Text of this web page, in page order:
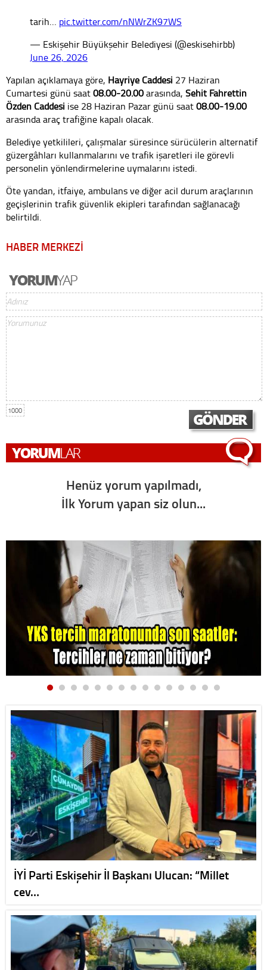
tarih… pic.twitter.com/nNWrZK97WS
— Eskişehir Büyükşehir Belediyesi (@eskisehirbb)
June 26, 2026
Yapılan açıklamaya göre, Hayriye Caddesi 27 Haziran
Cumartesi günü saat08.00-20.00arasında, Şehit Fahrettin
Özden Caddesi ise 28 Haziran Pazar günü saat08.00-19.00
arasında araç trafiğine kapalı olacak.
Belediye yetkilileri, çalışmalar süresince sürücülerin alternatif
güzergâhları kullanmalarını ve trafik işaretleri ile görevli
personelin yönlendirmelerine uymalarını istedi.
Öte yandan, itfaiye, ambulans ve diğer acil durum araçlarının
geçişlerinin trafik güvenlik ekipleri tarafından sağlanacağı
belirtildi.
HABER MERKEZİ
1000
Henüz yorum yapılmadı,
İlk Yorum yapan siz olun...
İYİ Parti Eskişehir İl Başkanı Ulucan: “Millet
cev…